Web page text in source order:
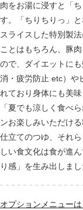
肉をお湯に浸すと「
す。「ちりちりっ」
スライスした特別製
ことはもちろん、豚
ので、ダイエットに
消・疲労防止 etc）や
れており身体にも美
「夏でも涼しく食べ
ンお楽しみいただけ
仕立てのつゆ、それ
しい食文化は食が進
り感」を生み出しまし
オプションメニュー